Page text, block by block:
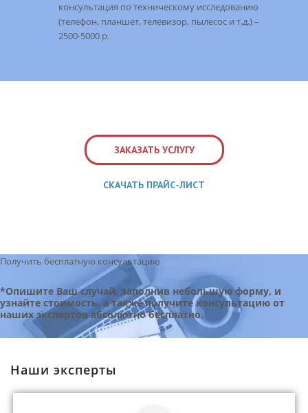
консультация по техническому исследованию
(телефон, планшет, телевизор, пылесос и т.д.) –
2500-5000 р.
ЗАКАЗАТЬ УСЛУГУ
СКАЧАТЬ ПРАЙС-ЛИСТ
Получить бесплатную консультацию
*Опишите Ваш случай, заполнив небольшую форму, и
узнайте стоимость, а также получите консультацию от
наших экспертов абсолютно бесплатно.
Наши эксперты